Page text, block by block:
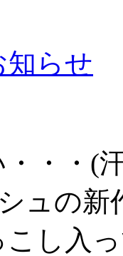
知らせ
・・(
ュの新
し入